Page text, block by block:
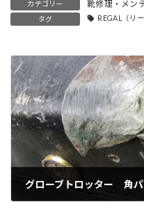
カテゴリー 靴修理・メン
タグ REGAL（リ
グローブトロッター 角パ